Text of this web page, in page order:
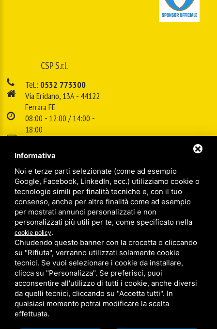
CSP S.r.l.
Tel.: 0532 773300
Via Eridano, 13A - 44122
Ferrara FE
08:00 - 12:00 / 14:00 -
18:00
info@cspsrl.biz
Sitemap / Privacy policy/Legal
Informativa
Noi e terze parti selezionate (come ad esempio
Google, Facebook, LinkedIn, ecc.) utilizziamo cookie o
tecnologie simili per finalità tecniche e, con il tuo
consenso, anche per altre finalità come ad esempio
per mostrati annunci personalizzati e non
personalizzati più utili per te, come specificato nella
cookie policy.
Chiudendo questo banner con la crocetta o cliccando
su "Rifiuta", verranno utilizzati solamente cookie
tecnici. Se vuoi selezionare i cookie da installare,
clicca su "Personalizza". Se preferisci, puoi
acconsentire all'utilizzo di tutti i cookie, anche diversi
da quelli tecnici, cliccando su "Accetta tutti". In
qualsiasi momento potrai modificare la scelta
effettuata.